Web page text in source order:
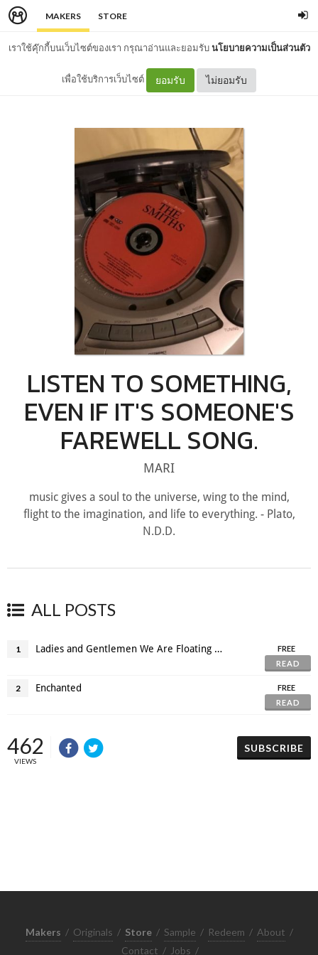
MAKERS STORE
เราใช้คุ๊กกี้บนเว็บไซต์ของเรา กรุณาอ่านและยอมรับนโยบายความเป็นส่วนตัว
เพื่อใช้บริการเว็บไซต์ ยอมรับ ไม่ยอมรับ
LISTEN TO SOMETHING,
EVEN IF IT'S SOMEONE'S
FAREWELL SONG.
MARI
music gives a soul to the universe, wing to the mind,
flight to the imagination, and life to everything. - Plato,
N.D.D.
ALL POSTS
1 Ladies and Gentlemen We Are Floating in Space
FREE
READ
2 Enchanted
FREE
READ
462
VIEWS
SUBSCRIBE
Makers / Originals / Store / Sample / Redeem / About /
Contact / Jobs /